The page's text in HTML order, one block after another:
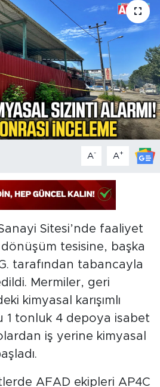
A- A+
Sanayi Sitesi’nde faaliyet
tesisine, başka
tarafından tabancayla
Mermiler, geri
kimyasal karışımlı
1 tonluk 4 depoya isabet
iş yerine kimyasal
AFAD ekipleri AP4C